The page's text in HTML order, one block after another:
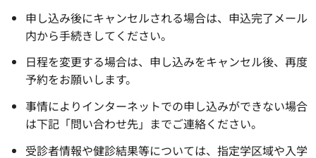
申し込み後にキャンセルされる場合は、申込完了メール
内から手続きしてください。
日程を変更する場合は、申し込みをキャンセル後、再度
予約をお願いします。
事情によりインターネットでの申し込みができない場合
は下記「問い合わせ先」までご連絡ください。
受診者情報や健診結果等については、指定学区域や入学